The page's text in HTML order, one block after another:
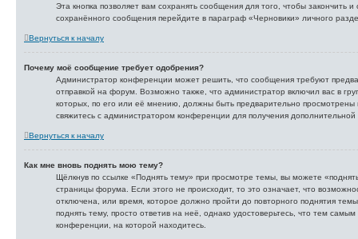
Эта кнопка позволяет вам сохранять сообщения для того, чтобы закончить и
сохранённого сообщения перейдите в параграф «Черновики» личного
Вернуться к началу
Почему моё сообщение требует одобрения?
Администратор конференции может решить, что сообщения требуют
отправкой на форум. Возможно также, что администратор включил вас в
которых, по его или её мнению, должны быть предварительно просмотрены
свяжитесь с администратором конференции для получения
Вернуться к началу
Как мне вновь поднять мою тему?
Щёлкнув по ссылке «Поднять тему» при просмотре темы, вы можете
страницы форума. Если этого не происходит, то это означает, что
отключена, или время, которое должно пройти до повторного поднятия
поднять тему, просто ответив на неё, однако удостоверьтесь, что тем
конференции, на которой находитесь.